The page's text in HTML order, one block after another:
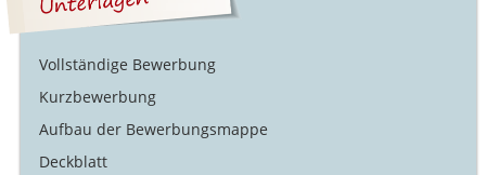
Vollständige Bewerbung
Kurzbewerbung
Aufbau der Bewerbungsmappe
Deckblatt